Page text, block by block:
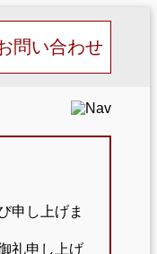
問い合わせ
申し上げま
礼申し上げ